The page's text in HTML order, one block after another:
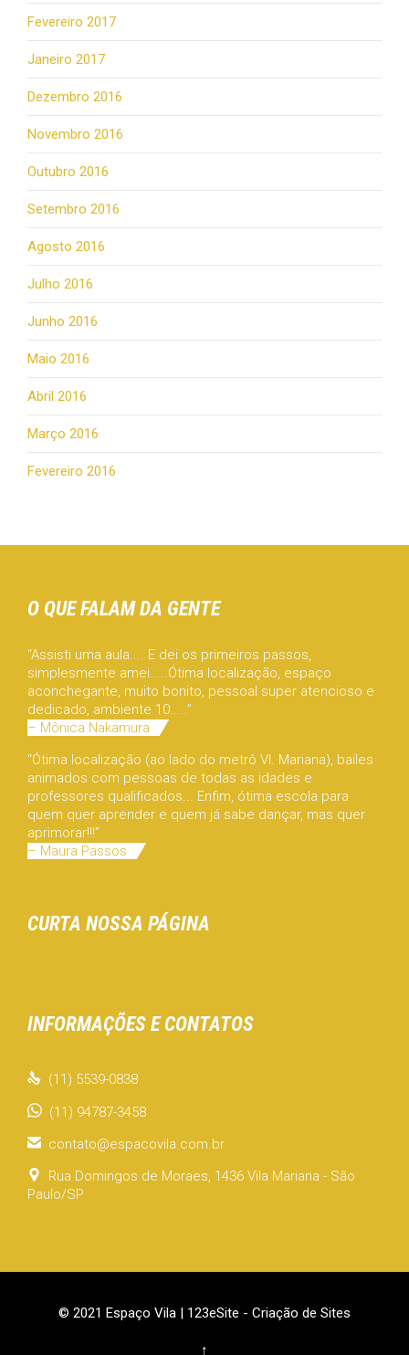
Fevereiro 2017
Janeiro 2017
Dezembro 2016
Novembro 2016
Outubro 2016
Setembro 2016
Agosto 2016
Julho 2016
Junho 2016
Maio 2016
Abril 2016
Março 2016
Fevereiro 2016
O QUE FALAM DA GENTE
“Assisti uma aula.... E dei os primeiros passos,
simplesmente amei.....Ótima localização, espaço
aconchegante, muito bonito, pessoal super atencioso e
dedicado, ambiente 10.....”
– Mônica Nakamura
“Ótima localização (ao lado do metrô Vl. Mariana), bailes
animados com pessoas de todas as idades e
professores qualificados... Enfim, ótima escola para
quem quer aprender e quem já sabe dançar, mas quer
aprimorar!!!”
– Maura Passos
CURTA NOSSA PÁGINA
INFORMAÇÕES E CONTATOS
 (11) 5539-0838
(11) 94787-3458
 contato@espacovila.com.br

Rua Domingos de Moraes, 1436 Vila Mariana - São
Paulo/SP
© 2021 Espaço Vila | 123eSite - Criação de Sites
↑